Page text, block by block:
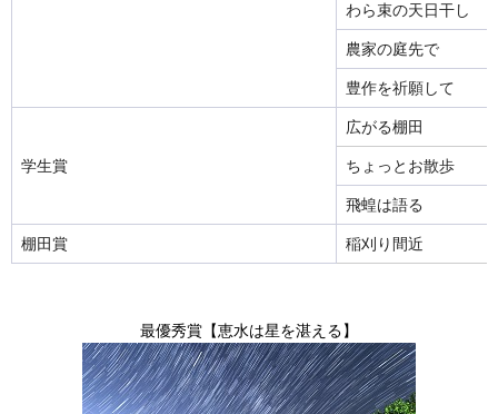
わら束の天日干し
農家の庭先で
豊作を祈願して
学生賞
広がる棚田
ちょっとお散歩
飛蝗は語る
棚田賞 稲刈り間近
最優秀賞【恵水は星を湛える】